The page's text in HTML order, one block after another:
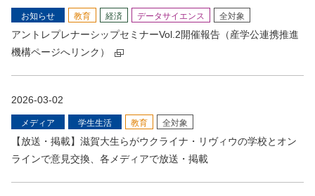
お知らせ 教育 経済 データサイエンス 全対象
アントレプレナーシップセミナーVol.2開催報告（産学公連携推進
機構ページへリンク）
2026-03-02
メディア 学⽣生活 教育 全対象
【放送・掲載】滋賀大生らがウクライナ・リヴィウの学校とオン
ラインで意見交換、各メディアで放送・掲載